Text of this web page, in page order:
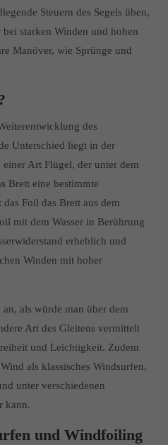
Steuern des Segels üben,
starken Winden und hohen
Manöver, wie Sprünge und
des
Unterschied liegt in der
Art Flügel, der unter dem
Brett eine bestimmte
Foil das Brett aus dem
mit dem Wasser in Berührung
erheblich und
Winden mit hoher
als würde man über dem
Art des Gleitens vermittelt
und Leichtigkeit. Zudem
als klassisches Windsurfen,
unter verschiedenen
kann.
und Windfoiling